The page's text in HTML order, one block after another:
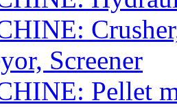
Screener
Pellet